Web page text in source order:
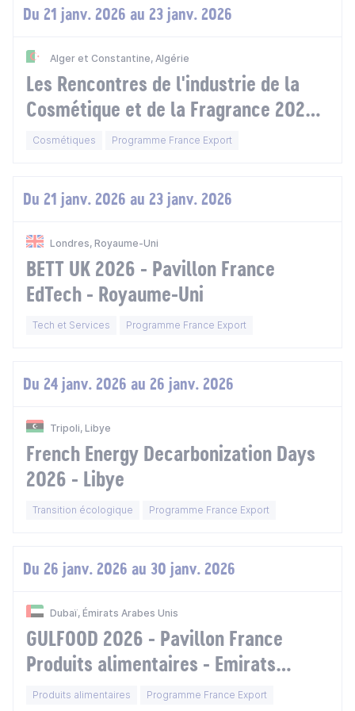
Du 21 janv. 2026 au 23 janv. 2026
Alger et Constantine, Algérie
Les Rencontres de l'industrie de la
Cosmétique et de la Fragrance 2026 -
Algérie
Cosmétiques Programme France Export
Du 21 janv. 2026 au 23 janv. 2026
Londres, Royaume-Uni
BETT UK 2026 - Pavillon France
EdTech - Royaume-Uni
Tech et Services Programme France Export
Du 24 janv. 2026 au 26 janv. 2026
Tripoli, Libye
French Energy Decarbonization Days
2026 - Libye
Transition écologique Programme France Export
Du 26 janv. 2026 au 30 janv. 2026
Dubaï, Émirats Arabes Unis
GULFOOD 2026 - Pavillon France
Produits alimentaires - Emirats
arabes unis
Produits alimentaires Programme France Export